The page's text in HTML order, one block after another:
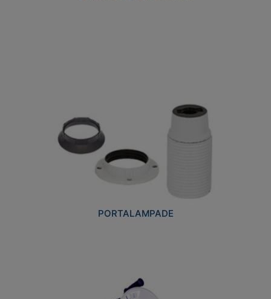
PORTALAMPADE